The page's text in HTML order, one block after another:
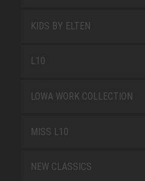
KIDS BY ELTEN
L10
LOWA WORK COLLECTION
MISS L10
NEW CLASSICS